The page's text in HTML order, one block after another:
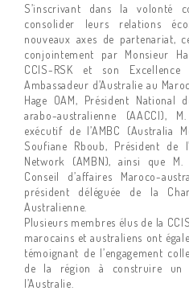
S’inscrivant dans la volonté
consolider leurs relations
nouveaux axes de partenariat,
conjointement par Monsieur
CCIS-RSK et son Excellence
Ambassadeur d’Australie au
Hage OAM, Président National
arabo-australienne (AACCI),
exécutif de l’AMBC (Australia
Soufiane Rboub, Président de
Network (AMBN), ainsi que
Conseil d’affaires Maroco-
président déléguée de la
Australienne.
Plusieurs membres élus de la
marocains et australiens ont
témoignant de l’engagement
de la région à construire un
l’Australie.